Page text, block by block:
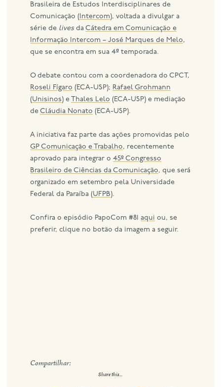
Brasileira de Estudos Interdisciplinares de
Comunicação ( Intercom), voltada a divulgar a
série de lives da Cátedra em Comunicação e
Informação Intercom – José Marques de Melo,
que se encontra em sua 4ª temporada.
O debate contou com a coordenadora do CPCT,
Roseli Fígaro (ECA-USP); Rafael Grohmann
(Unisinos) e Thales Lelo (ECA-USP) e mediação
de Cláudia Nonato (ECA-USP).
A iniciativa faz parte das ações promovidas pelo
GP Comunicação e Trabalho, recentemente
aprovado para integrar o45º Congresso
Brasileiro de Ciências da Comunicação, que será
organizado em setembro pela Universidade
Federal da Paraíba (UFPB).
Confira o episódio PapoCom #81aqui ou, se
preferir, clique no botão da imagem a seguir.
Compartilhar:
Share this...